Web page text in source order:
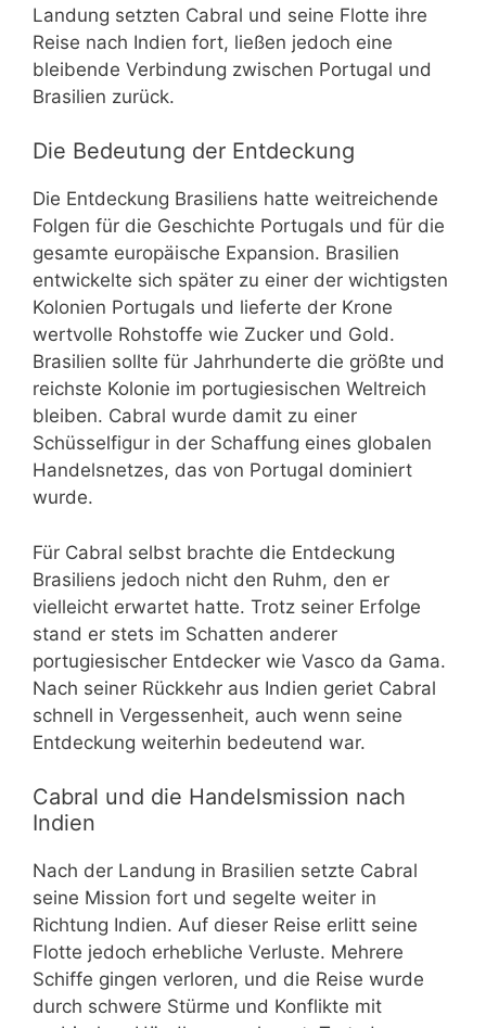
Landung setzten Cabral und seine Flotte ihre
Reise nach Indien fort, ließen jedoch eine
bleibende Verbindung zwischen Portugal und
Brasilien zurück.
Die Bedeutung der Entdeckung
Die Entdeckung Brasiliens hatte weitreichende
Folgen für die Geschichte Portugals und für die
gesamte europäische Expansion. Brasilien
entwickelte sich später zu einer der wichtigsten
Kolonien Portugals und lieferte der Krone
wertvolle Rohstoffe wie Zucker und Gold.
Brasilien sollte für Jahrhunderte die größte und
reichste Kolonie im portugiesischen Weltreich
bleiben. Cabral wurde damit zu einer
Schüsselfigur in der Schaffung eines globalen
Handelsnetzes, das von Portugal dominiert
wurde.
Für Cabral selbst brachte die Entdeckung
Brasiliens jedoch nicht den Ruhm, den er
vielleicht erwartet hatte. Trotz seiner Erfolge
stand er stets im Schatten anderer
portugiesischer Entdecker wie Vasco da Gama.
Nach seiner Rückkehr aus Indien geriet Cabral
schnell in Vergessenheit, auch wenn seine
Entdeckung weiterhin bedeutend war.
Cabral und die Handelsmission nach
Indien
Nach der Landung in Brasilien setzte Cabral
seine Mission fort und segelte weiter in
Richtung Indien. Auf dieser Reise erlitt seine
Flotte jedoch erhebliche Verluste. Mehrere
Schiffe gingen verloren, und die Reise wurde
durch schwere Stürme und Konflikte mit